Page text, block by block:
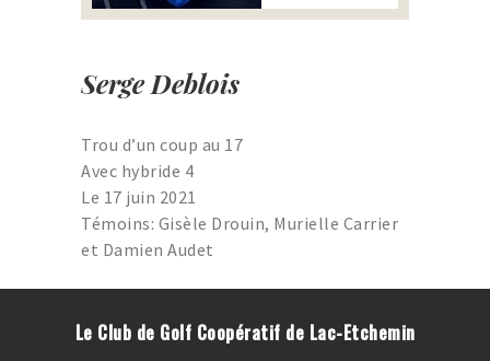
TARIFS
ÉVÈNEMENTS
LE BLOGUE DU CLUB DE
GOLF LAC-ETCHEMIN
TROU D’UN COUP
JOINDRE LE CLUB DE
GOLF LAC-ETCHEMIN
FACEBOOK
Serge Deblois
Trou d’un coup au 17
Avec hybride 4
Le 17 juin 2021
Témoins: Gisèle Drouin, Murielle Carrier
et Damien Audet
Le Club de Golf Coopératif de Lac-Etchemin